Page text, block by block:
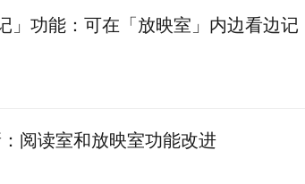
」功能：可在「放映室」内边看边记
阅读室和放映室功能改进